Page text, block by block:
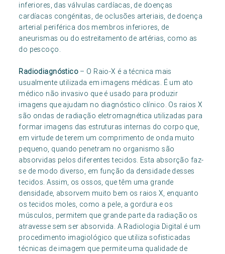
inferiores, das válvulas cardíacas, de doenças
cardíacas congénitas, de oclusões arteriais, de doença
arterial periférica dos membros inferiores, de
aneurismas ou do estreitamento de artérias, como as
do pescoço.
Radiodiagnóstico – O Raio-X é a técnica mais
usualmente utilizada em imagens médicas. É um ato
médico não invasivo que é usado para produzir
imagens que ajudam no diagnóstico clínico. Os raios X
são ondas de radiação eletromagnética utilizadas para
formar imagens das estruturas internas do corpo que,
em virtude de terem um comprimento de onda muito
pequeno, quando penetram no organismo são
absorvidas pelos diferentes tecidos. Esta absorção faz-
se de modo diverso, em função da densidade desses
tecidos. Assim, os ossos, que têm uma grande
densidade, absorvem muito bem os raios X, enquanto
os tecidos moles, como a pele, a gordura e os
músculos, permitem que grande parte da radiação os
atravesse sem ser absorvida. A Radiologia Digital é um
procedimento imagiológico que utiliza sofisticadas
técnicas de imagem que permite uma qualidade de